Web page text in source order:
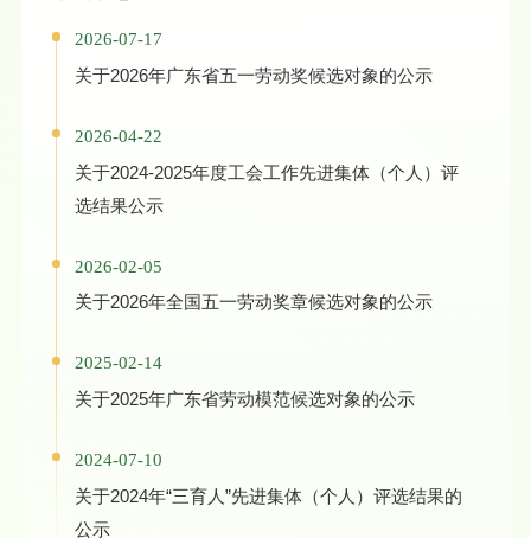
2026-07-17
关于2026年广东省五一劳动奖候选对象的公示
2026-04-22
关于2024-2025年度工会工作先进集体（个人）评
选结果公示
2026-02-05
关于2026年全国五一劳动奖章候选对象的公示
2025-02-14
关于2025年广东省劳动模范候选对象的公示
2024-07-10
关于2024年“三育人”先进集体（个人）评选结果的
公示